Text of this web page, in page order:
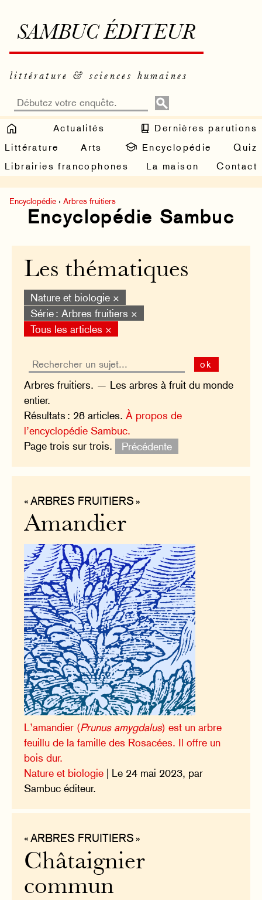
SAMBUC ÉDITEUR
littérature & sciences humaines
Actualités
Dernières parutions
Littérature
Arts Encyclopédie
Quiz
Librairies francophones
La maison Contact
Encyclopédie › Arbres fruitiers
Encyclopédie Sambuc
Les thématiques
Nature et biologie ×
Série : Arbres fruitiers ×
Tous les articles ×
ok
Arbres fruitiers. — Les arbres à fruit du monde
entier.
Résultats : 28 articles.À propos de
l’encyclopédie Sambuc.
Page trois sur trois.
Précédente
« ARBRES FRUITIERS »
Amandier
L’amandier (Prunus amygdalus) est un arbre
feuillu de la famille des Rosacées. Il offre un
bois dur.
Nature et biologie | Le 24 mai 2023, par
Sambuc éditeur.
« ARBRES FRUITIERS »
Châtaignier
commun